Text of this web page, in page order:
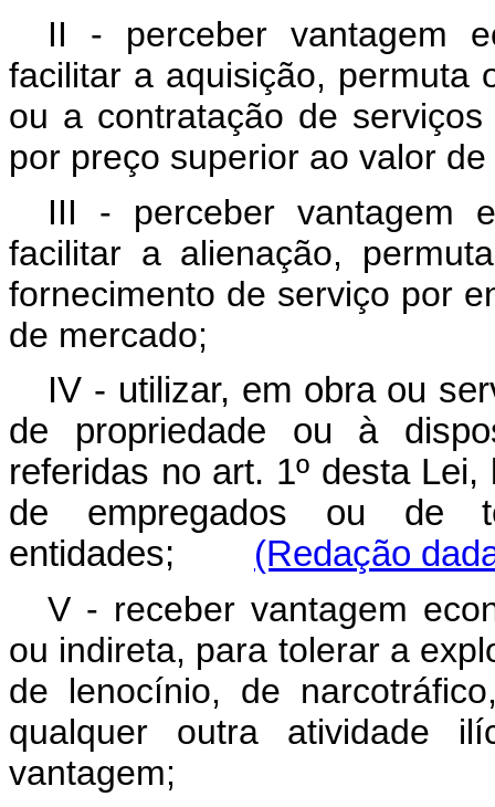
II - perceber vantagem
facilitar a aquisição, permuta
ou a contratação de
por preço superior ao valor
III - perceber vantagem
facilitar a alienação,
fornecimento de serviço por
de mercado;
IV - utilizar, em obra ou
de propriedade ou à
referidas no art. 1º desta
de empregados ou de
entidades; (Redação
V - receber vantagem
ou indireta, para tolerar a
de lenocínio, de
qualquer outra atividade
vantagem;